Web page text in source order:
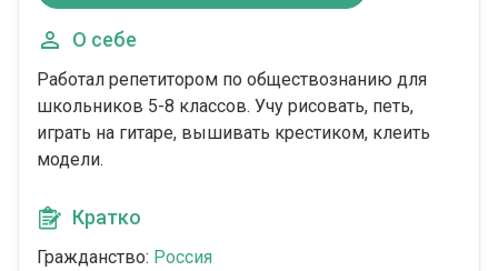
О себе
Работал репетитором по обществознанию для
школьников 5-8 классов. Учу рисовать, петь,
играть на гитаре, вышивать крестиком, клеить
модели.
Кратко
Гражданство: Россия